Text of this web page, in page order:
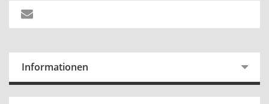
Informationen